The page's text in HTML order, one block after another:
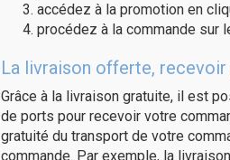
accédez à la promotion en
procédez à la commande sur
La livraison offerte,
Grâce à la livraison gratuite, il est
de ports pour recevoir votre
gratuité du transport de votre
commande. Par exemple, la